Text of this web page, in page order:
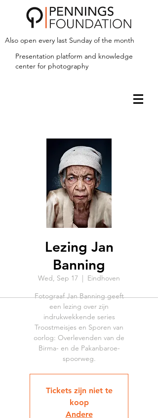
Also open every last Sunday of the month
Presentation platform and knowledge
center for photography
Lezing Jan
Banning
Wed, Sep 17
  |
Eindhoven
Fotograaf Jan Banning geeft
een lezing over zijn
indrukwekkende series
Troostmeisjes en Sporen van
oorlog: Overlevenden van de
Birma- en de Pakanbaroe-
spoorweg.
Tickets zijn niet te
koop
Andere